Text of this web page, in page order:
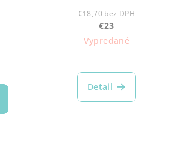
€18,70 bez DPH
€23
Vypredané
Detail